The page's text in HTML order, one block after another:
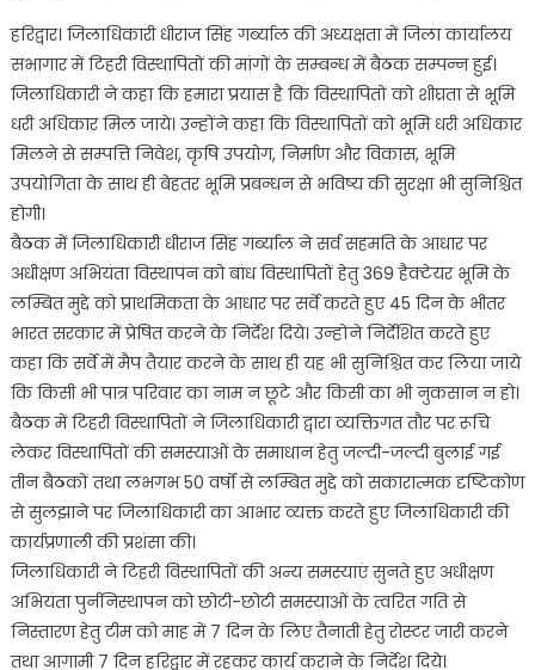
हरिद्वार। जिलाधिकारी धीराज सिंह गर्ब्याल की अध्यक्षता में जिला कार्यालय
सभागार में टिहरी विस्थापितों की मांगों के सम्बन्ध में बैठक सम्पन्न हुई।
जिलाधिकारी ने कहा कि हमारा प्रयास है कि विस्थापितों को शीघ्रता से भूमि
धरी अधिकार मिल जाये। उन्होंने कहा कि विस्थापितों को भूमि धरी अधिकार
मिलने से सम्पत्ति निवेश, कृषि उपयोग, निर्माण और विकास, भूमि
उपयोगिता के साथ ही बेहतर भूमि प्रबन्धन से भविष्य की सुरक्षा भी सुनिश्चित
होगी।
बैठक में जिलाधिकारी धीराज सिंह गर्ब्याल ने सर्व सहमति के आधार पर
अधीक्षण अभियंता विस्थापन को बांध विस्थापितों हेतु 369 हैक्टेयर भूमि के
लम्बित मुद्दे को प्राथमिकता के आधार पर सर्वे करते हुए 45 दिन के भीतर
भारत सरकार में प्रेषित करने के निर्देश दिये। उन्होंने निर्देशित करते हुए
कहा कि सर्वे में मैप तैयार करने के साथ ही यह भी सुनिश्चित कर लिया जाये
कि किसी भी पात्र परिवार का नाम न छूटे और किसी का भी नुकसान न हो।
बैठक में टिहरी विस्थापितों ने जिलाधिकारी द्वारा व्यक्तिगत तौर पर रूचि
लेकर विस्थापितों की समस्याओं के समाधान हेतु जल्दी-जल्दी बुलाई गई
तीन बैठकों तथा लभगभ 50 वर्षों से लम्बित मुद्दे को सकारात्मक दृष्टिकोण
से सुलझाने पर जिलाधिकारी का आभार व्यक्त करते हुए जिलाधिकारी की
कार्यप्रणाली की प्रशंसा की।
जिलाधिकारी ने टिहरी विस्थापितों की अन्य समस्याएं सुनते हुए अधीक्षण
अभियंता पुर्ननिस्थापन को छोटी-छोटी समस्याओं के त्वरित गति से
निस्तारण हेतु टीम को माह में 7 दिन के लिए तैनाती हेतु रोस्टर जारी करने
तथा आगामी 7 दिन हरिद्वार में रहकर कार्य कराने के निर्देश दिये।